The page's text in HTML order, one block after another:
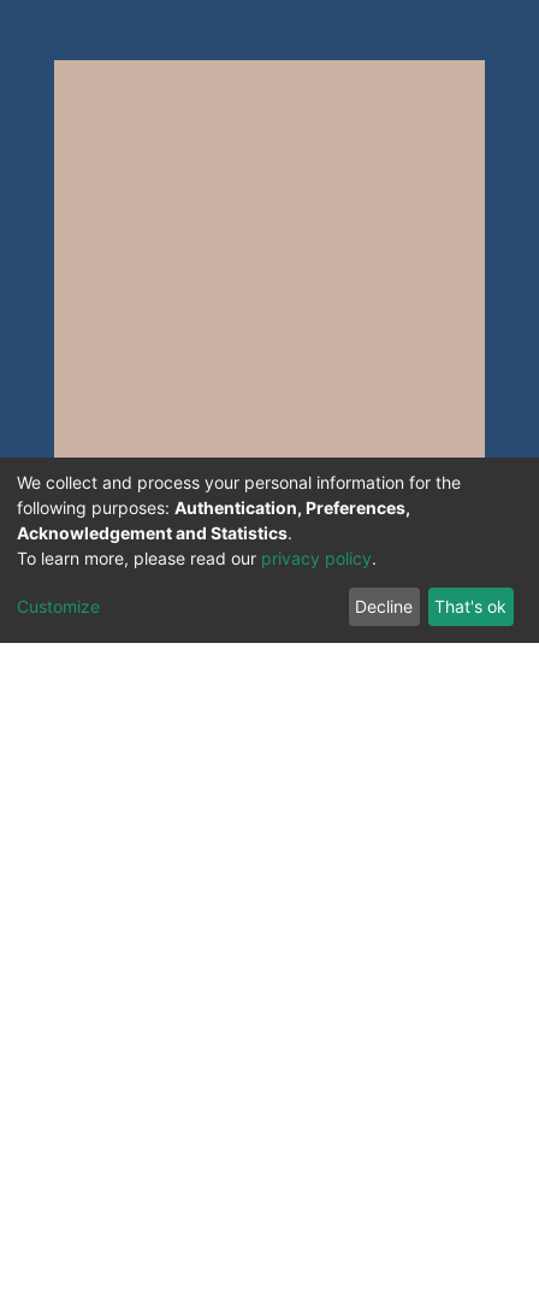
We collect and process your personal information for the
following purposes: Authentication, Preferences,
Acknowledgement and Statistics.
To learn more, please read our privacy policy.
Customize Decline That's ok